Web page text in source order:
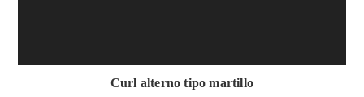
Curl alterno tipo martillo